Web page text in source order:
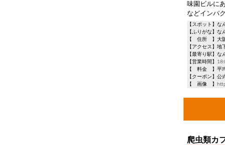
味園ビルに
などインパ
【スポット】な
【ふりがな】な
【 住所 】大
【アクセス】
【最寄り駅】な
【営業時間】
【 料金 】平
【クーポン】
【 画像 】
爬虫類カ